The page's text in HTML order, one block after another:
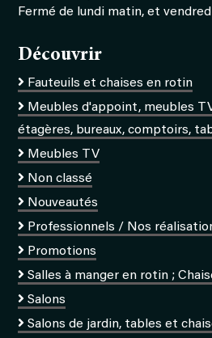
Fermé de lundi matin, et
Découvrir
Fauteuils et chaises en rotin
Meubles d'appoint, meubles
étagères, bureaux, comptoirs,
Meubles TV
Non classé
Nouveautés
Professionnels / Nos
Promotions
Salles à manger en rotin ;
Salons
Salons de jardin, tables et